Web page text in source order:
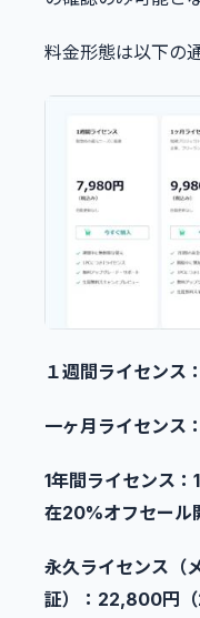
料金形態は以下の
１週間ライセンス
一ヶ月ライセンス
1年間ライセンス
在20%オフセール
永久ライセンス（
証）：22,800円